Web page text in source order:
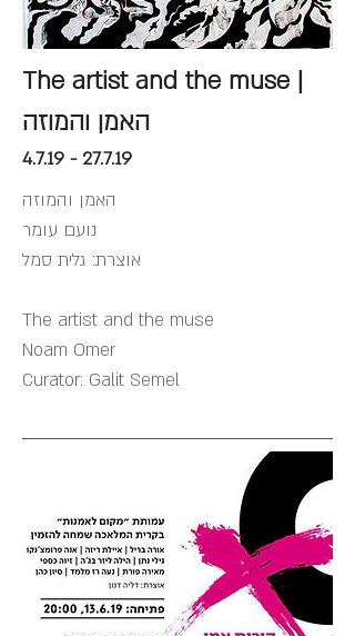
The artist and the muse |
4.7.19 - 27.7.19
אוצרת: גלית סמל
The artist and the muse
Noam Omer
Curator: Galit Semel